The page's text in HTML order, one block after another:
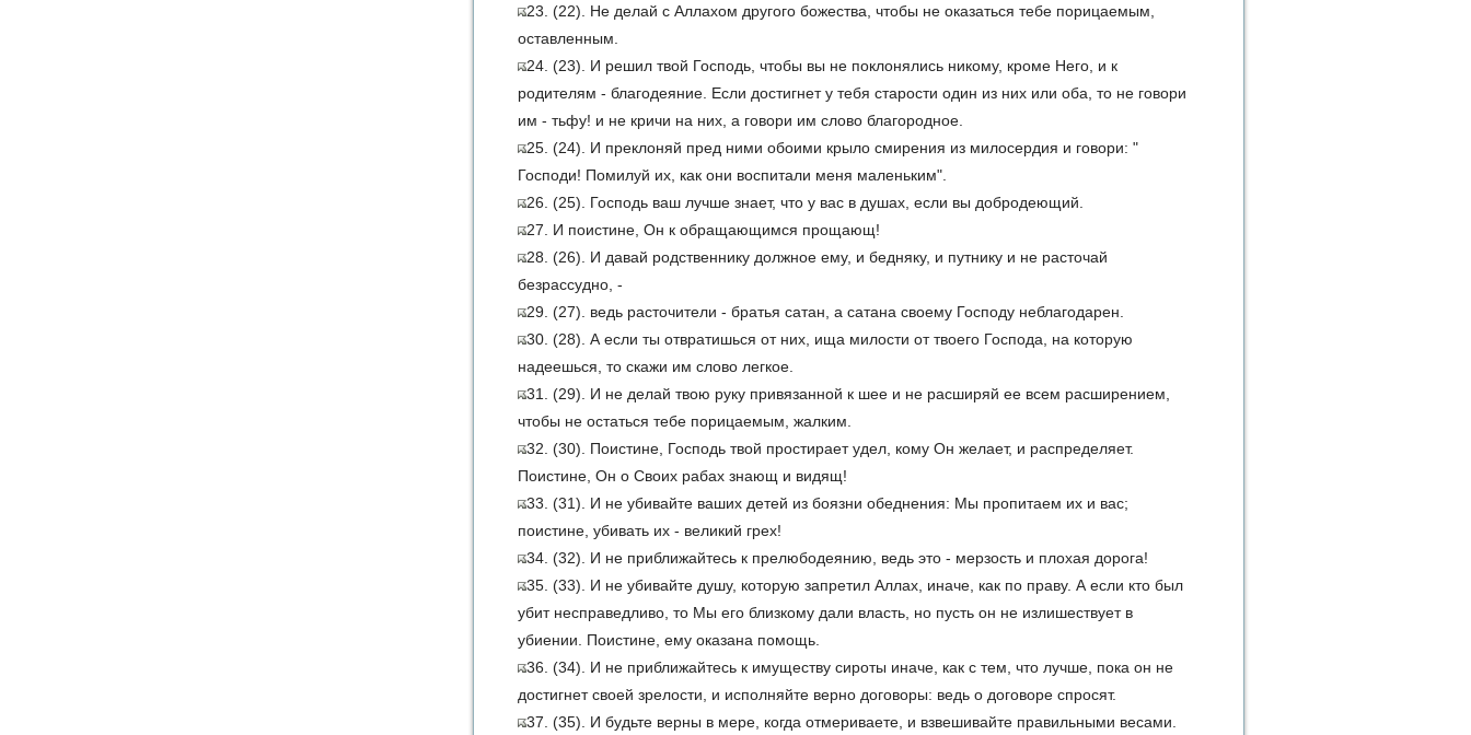
23. (22). Не делай с Аллахом другого божества, чтобы не оказаться тебе порицаемым,
оставленным.
24. (23). И решил твой Господь, чтобы вы не поклонялись никому, кроме Него, и к
родителям - благодеяние. Если достигнет у тебя старости один из них или оба, то не говори
им - тьфу! и не кричи на них, а говори им слово благородное.
25. (24). И преклоняй пред ними обоими крыло смирения из милосердия и говори: "
Господи! Помилуй их, как они воспитали меня маленьким".
26. (25). Господь ваш лучше знает, что у вас в душах, если вы добродеющий.
27. И поистине, Он к обращающимся прощающ!
28. (26). И давай родственнику должное ему, и бедняку, и путнику и не расточай
безрассудно, -
29. (27). ведь расточители - братья сатан, а сатана своему Господу неблагодарен.
30. (28). А если ты отвратишься от них, ища милости от твоего Господа, на которую
надеешься, то скажи им слово легкое.
31. (29). И не делай твою руку привязанной к шее и не расширяй ее всем расширением,
чтобы не остаться тебе порицаемым, жалким.
32. (30). Поистине, Господь твой простирает удел, кому Он желает, и распределяет.
Поистине, Он о Своих рабах знающ и видящ!
33. (31). И не убивайте ваших детей из боязни обеднения: Мы пропитаем их и вас;
поистине, убивать их - великий грех!
34. (32). И не приближайтесь к прелюбодеянию, ведь это - мерзость и плохая дорога!
35. (33). И не убивайте душу, которую запретил Аллах, иначе, как по праву. А если кто был
убит несправедливо, то Мы его близкому дали власть, но пусть он не излишествует в
убиении. Поистине, ему оказана помощь.
36. (34). И не приближайтесь к имуществу сироты иначе, как с тем, что лучше, пока он не
достигнет своей зрелости, и исполняйте верно договоры: ведь о договоре спросят.
37. (35). И будьте верны в мере, когда отмериваете, и взвешивайте правильными весами.